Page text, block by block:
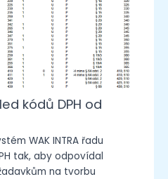
kódů DPH od
WAK INTRA řadu
tak, aby odpovídal
na tvorbu